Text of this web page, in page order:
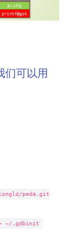
们可以用
peda.git
~/.gdbinit